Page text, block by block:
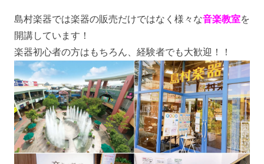
島村楽器では楽器の販売だけではなく様々な音楽教室を
開講しています！
楽器初心者の方はもちろん、経験者でも大歓迎！！